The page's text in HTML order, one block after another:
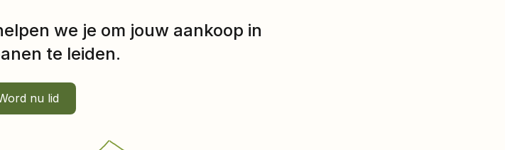
we je om jouw aankoop in
te leiden.
nu lid